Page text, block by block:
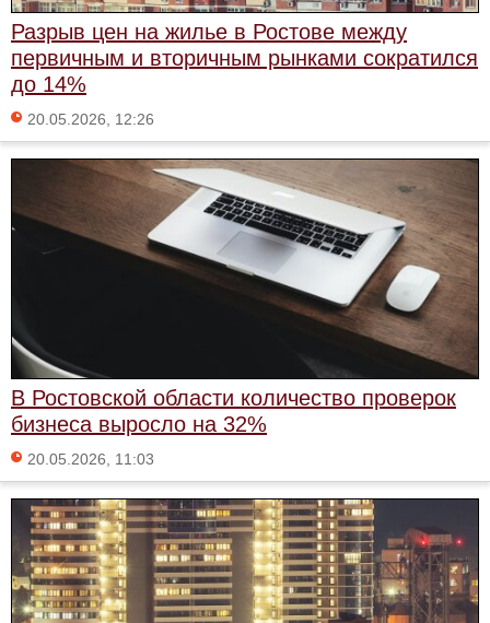
Разрыв цен на жилье в Ростове между
первичным и вторичным рынками сократился
до 14%
20.05.2026, 12:26
В Ростовской области количество проверок
бизнеса выросло на 32%
20.05.2026, 11:03